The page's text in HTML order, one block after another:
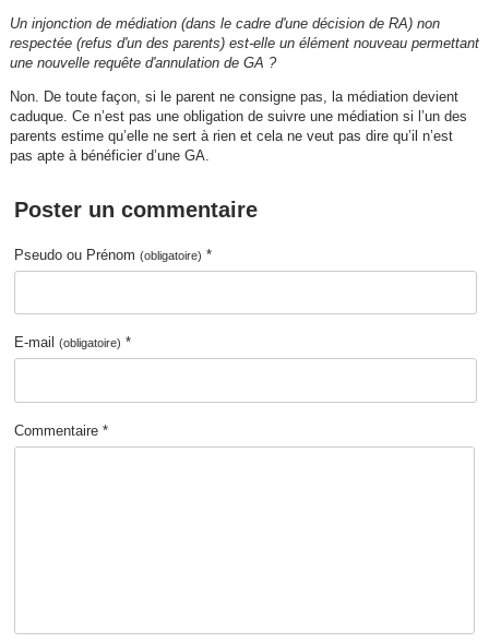
Un injonction de médiation (dans le cadre d'une décision de RA) non
respectée (refus d'un des parents) est-elle un élément nouveau permettant
une nouvelle requête d'annulation de GA ?
Non. De toute façon, si le parent ne consigne pas, la médiation devient
caduque. Ce n’est pas une obligation de suivre une médiation si l’un des
parents estime qu’elle ne sert à rien et cela ne veut pas dire qu’il n’est
pas apte à bénéficier d’une GA.
Poster un commentaire
Pseudo ou Prénom(obligatoire) *
E-mail(obligatoire) *
Commentaire *